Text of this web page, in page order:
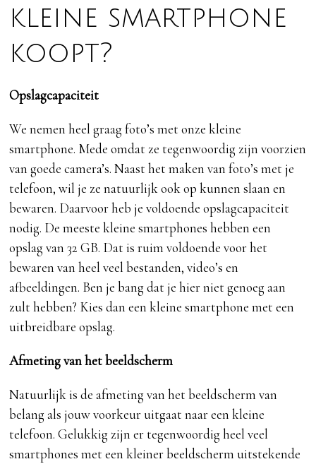
kleine smartphone
koopt?
Opslagcapaciteit
We nemen heel graag foto’s met onze kleine
smartphone. Mede omdat ze tegenwoordig zijn voorzien
van goede camera’s. Naast het maken van foto’s met je
telefoon, wil je ze natuurlijk ook op kunnen slaan en
bewaren. Daarvoor heb je voldoende opslagcapaciteit
nodig. De meeste kleine smartphones hebben een
opslag van 32 GB. Dat is ruim voldoende voor het
bewaren van heel veel bestanden, video’s en
afbeeldingen. Ben je bang dat je hier niet genoeg aan
zult hebben? Kies dan een kleine smartphone met een
uitbreidbare opslag.
Afmeting van het beeldscherm
Natuurlijk is de afmeting van het beeldscherm van
belang als jouw voorkeur uitgaat naar een kleine
telefoon. Gelukkig zijn er tegenwoordig heel veel
smartphones met een kleiner beeldscherm uitstekende